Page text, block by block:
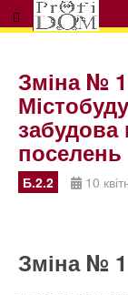
Зміна №
забудова
поселень
Б.2.2 10
Зміна № 1